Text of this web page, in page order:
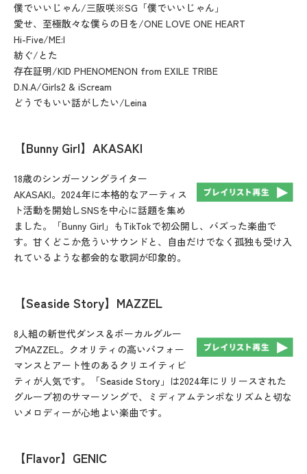
僕でいいじゃん/三阪咲※SG「僕でいいじゃん」
愛せ、至極散々な僕らの日を/ONE LOVE ONE HEART
Hi-Five/ME:I
紡ぐ/とた
存在証明/KID PHENOMENON from EXILE TRIBE
D.N.A/Girls2 & iScream
どうでもいい話がしたい/Leina
【Bunny Girl】AKASAKI
18歳のシンガーソングライター
AKASAKI。2024年に本格的なアーティス
ト活動を開始しSNSを中心に話題を集め
ました。「Bunny Girl」もTikTokで初公開し、バズった楽曲で
す。甘くどこか危ういサウンドと、自由だけでなく孤独も受け入
れているような都会的な歌詞が印象的。
【Seaside Story】MAZZEL
8人組の新世代ダンス＆ボーカルグルー
プMAZZEL。クオリティの高いパフォー
マンスとアート性のあるクリエイティビ
ティが人気です。「Seaside Story」は2024年にリリースされた
グループ初のサマーソングで、ミディアムテンポなリズムと切な
いメロディーが心地よい楽曲です。
【Flavor】GENIC